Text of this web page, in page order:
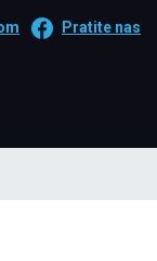
Pratite nas